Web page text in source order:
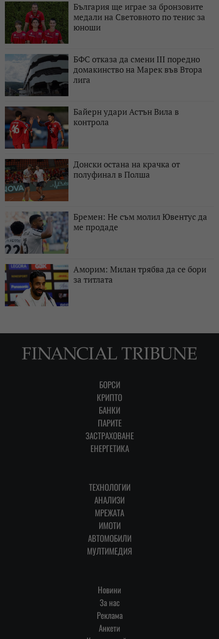
България ще играе за бронзовите
медали на Световното по тенис за
юноши
БФС отказа да смени III поредно
домакинство на Марек във Втора
лига
Байерн удари Астън Вила в
контрола
Донски остана на крачка от
полуфинал в Полша
Бремен: Не съм молил Ювентус да
ме продаде
Аморим: Милан трябва да се бори
за титлата
БОРСИ
КРИПТО
БАНКИ
ПАРИТЕ
ЗАСТРАХОВАНЕ
ЕНЕРГЕТИКА
ТЕХНОЛОГИИ
АНАЛИЗИ
МРЕЖАТА
ИМОТИ
АВТОМОБИЛИ
МУЛТИМЕДИЯ
Новини
За нас
Реклама
Анкети